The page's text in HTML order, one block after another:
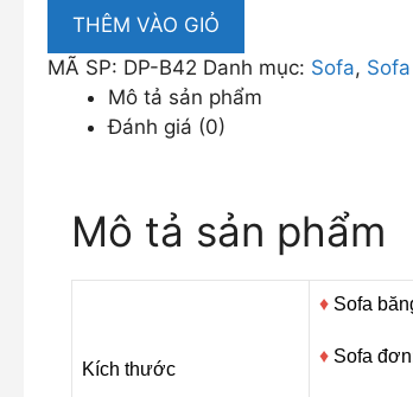
Băng
DP-
THÊM VÀO GIỎ
MÃ SP: DP-B42 Danh mục: Sofa,
Mô tả sản phẩm
Đánh giá (0)
Mô tả sản phẩm
Kích thước
♦ Sofa
♦ Sofa